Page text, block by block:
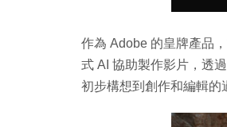
作為 Adobe 的皇牌產品
式 AI 協助製作影片，透
初步構想到創作和編輯的